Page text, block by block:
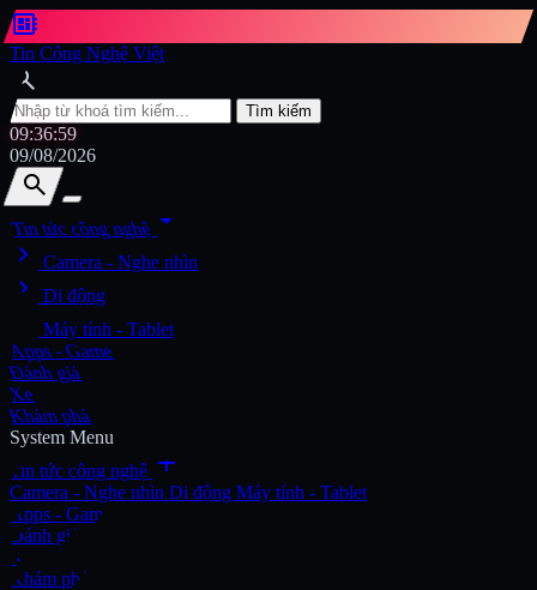
developer_board
Tin Công Nghệ Việt
search
Tìm kiếm
09:37:00
09/08/2026
search
search
Tin tức công nghệarrow_drop_down
chevron_right
Camera - Nghe nhìn
chevron_right Di động
Máy tính - Tablet
Apps - Game
Đánh giá
Xe
Khám phá
System Menu
Tin tức công nghệ add
Camera - Nghe nhìn Di động Máy tính - Tablet
Apps - Game
Đánh giá
Xe
Khám phá